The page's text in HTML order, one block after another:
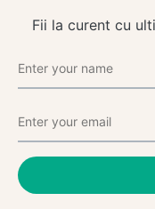
Fii la curent cu